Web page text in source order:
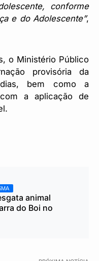
conforme
e do Adolescente”,
o Ministério Público
provisória da
bem como a
a aplicação de
animal
do Boi no